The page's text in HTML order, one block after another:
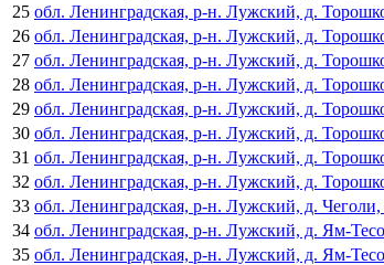
25 обл. Ленинградская, р-н. Лужский, д.
26 обл. Ленинградская, р-н. Лужский, д.
27 обл. Ленинградская, р-н. Лужский, д.
28 обл. Ленинградская, р-н. Лужский, д.
29 обл. Ленинградская, р-н. Лужский, д.
30 обл. Ленинградская, р-н. Лужский, д.
31 обл. Ленинградская, р-н. Лужский, д.
32 обл. Ленинградская, р-н. Лужский, д.
33 обл. Ленинградская, р-н. Лужский, д. Чеголи,
34 обл. Ленинградская, р-н. Лужский, д. Ям-
35 обл. Ленинградская, р-н. Лужский, д. Ям-